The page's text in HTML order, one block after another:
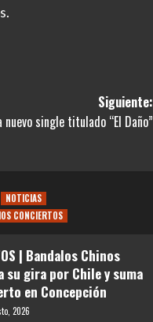
Siguiente:
nuevo single titulado “El Daño”
NOTICIAS
CONCIERTOS
| Bandalos Chinos
su gira por Chile y suma
en Concepción
2026